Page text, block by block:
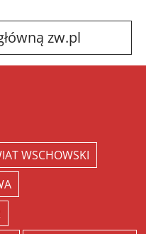
zw.pl
WSCHOWSKI